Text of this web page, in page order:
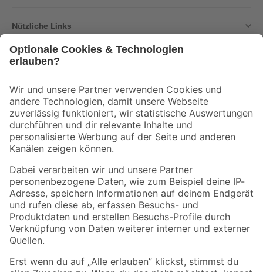
Nützliche Links
Der toom Newsletter: Keine Angebote und Aktionen mehr verpassen!
Zur Newsletter Anmeldung
Folge uns
Zahlungsarten Versandarten
Sicher einkaufen